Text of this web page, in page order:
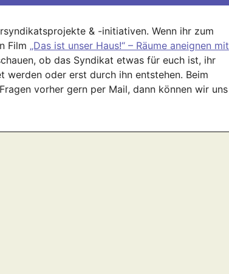
& -initiativen. Wenn ihr zum
Film „Das ist unser Haus!“ – Räume aneignen mit
ob das Syndikat etwas für euch ist, ihr
oder erst durch ihn entstehen. Beim
vorher gern per Mail, dann können wir uns